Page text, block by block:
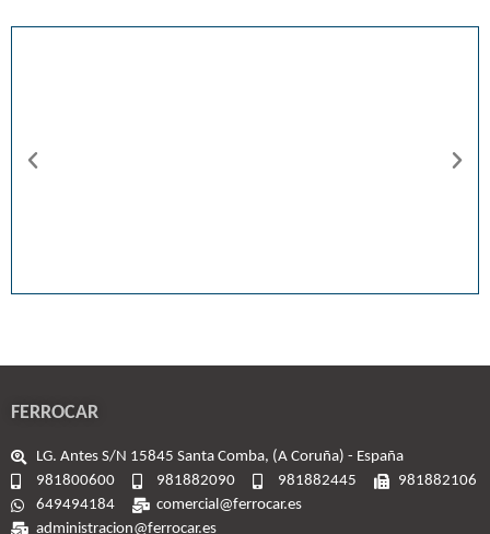
FERROCAR
LG. Antes S/N 15845 Santa Comba, (A Coruña) - España
981800600
981882090 981882445
981882106
649494184
comercial@ferrocar.es
administracion@ferrocar.es